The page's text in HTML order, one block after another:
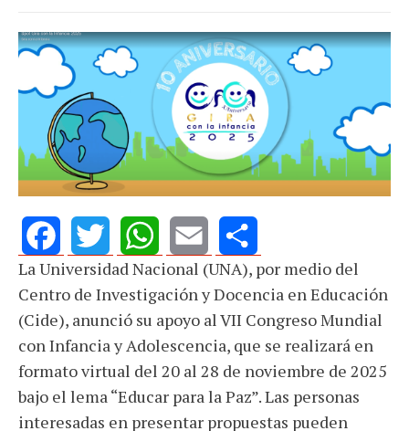
FacebookTwitterWhatsApp
Email Share
La Universidad Nacional (UNA), por medio del
Centro de Investigación y Docencia en Educación
(Cide), anunció su apoyo al VII Congreso Mundial
con Infancia y Adolescencia, que se realizará en
formato virtual del 20 al 28 de noviembre de 2025
bajo el lema “Educar para la Paz”. Las personas
interesadas en presentar propuestas pueden